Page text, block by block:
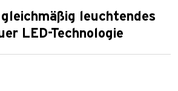
leuchtendes
LED-Technologie